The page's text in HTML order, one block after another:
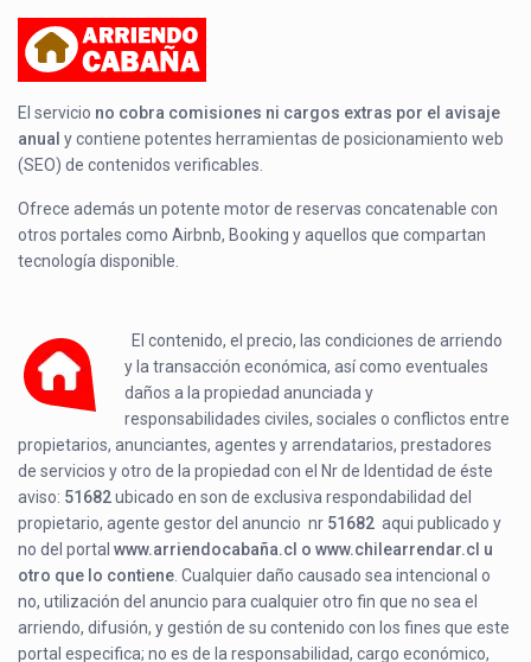
El servicio no cobra comisiones ni cargos extras por el avisaje
anual y contiene potentes herramientas de posicionamiento web
(SEO) de contenidos verificables.
Ofrece además un potente motor de reservas concatenable con
otros portales como Airbnb, Booking y aquellos que compartan
tecnología disponible.
El contenido, el precio, las condiciones de arriendo
y la transacción económica, así como eventuales
daños a la propiedad anunciada y
responsabilidades civiles, sociales o conflictos entre
propietarios, anunciantes, agentes y arrendatarios, prestadores
de servicios y otro de la propiedad con el Nr de Identidad de éste
aviso: 51682ubicado enson de exclusiva respondabilidad del
propietario, agente gestor del anuncio nr 51682 aqui publicado y
no del portalwww.arriendocabaña.cl o www.chilearrendar.cl u
otro que lo contiene . Cualquier daño causado sea intencional o
no, utilización del anuncio para cualquier otro fin que no sea el
arriendo, difusión, y gestión de su contenido con los fines que este
portal especifica; no es de la responsabilidad, cargo económico,